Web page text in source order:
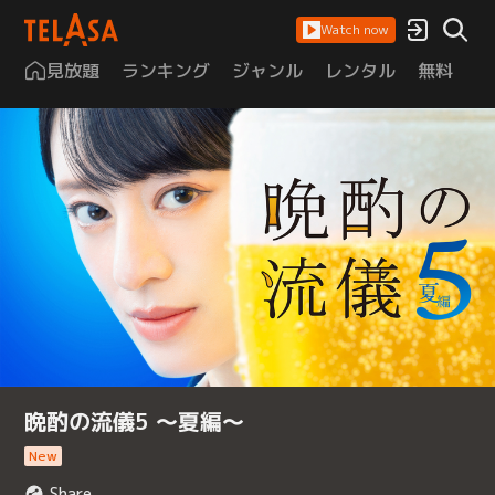
Watch now
見放題 ランキング ジャンル レンタル 無料
晩酌の流儀5 ～夏編～
New